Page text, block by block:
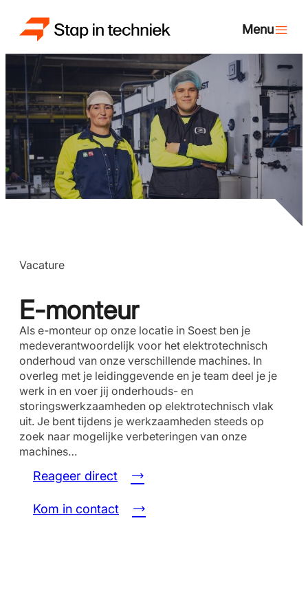
Vacature
E-monteur
Als e-monteur op onze locatie in Soest ben je
medeverantwoordelijk voor het elektrotechnisch
onderhoud van onze verschillende machines. In
overleg met je leidinggevende en je team deel je je
werk in en voer jij onderhouds- en
storingswerkzaamheden op elektrotechnisch vlak
uit. Je bent tijdens je werkzaamheden steeds op
zoek naar mogelijke verbeteringen van onze
machines…
Reageer direct
Kom in contact